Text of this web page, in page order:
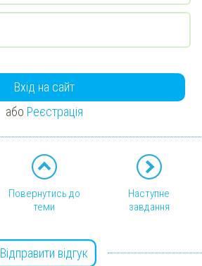
Вхід на сайт
або Реєстрація
Повернутись до
теми
Наступне
завдання
Відправити відгук